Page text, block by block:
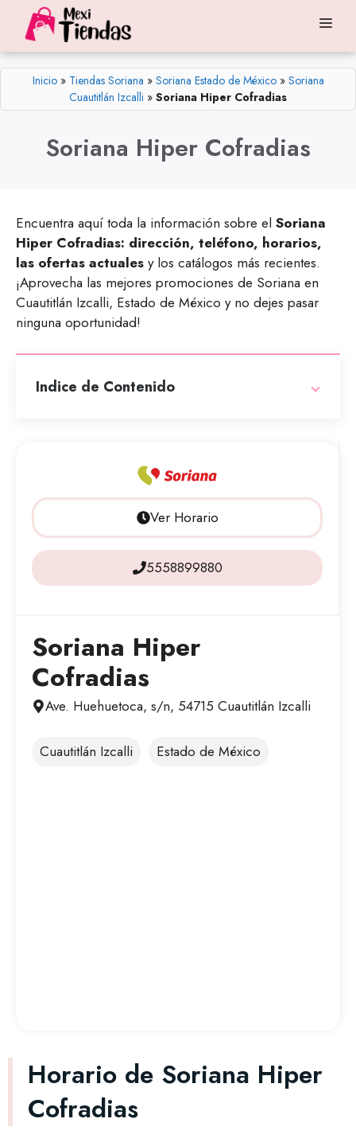
contenido
Inicio» Tiendas Soriana » Soriana Estado de México» Soriana
Cuautitlán Izcalli » Soriana Hiper Cofradias
Soriana Hiper Cofradias
Encuentra aquí toda la información sobre el Soriana
Hiper Cofradias: dirección, teléfono, horarios,
las ofertas actuales y los catálogos más recientes.
¡Aprovecha las mejores promociones de Soriana en
Cuautitlán Izcalli, Estado de México y no dejes pasar
ninguna oportunidad!
Indice de Contenido
Ver Horario
5558899880
Soriana Hiper
Cofradias
Ave. Huehuetoca, s/n, 54715 Cuautitlán Izcalli
Cuautitlán Izcalli Estado de México
Horario de Soriana Hiper
Cofradias